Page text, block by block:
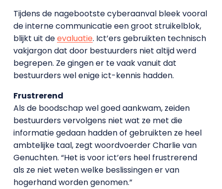
Tijdens de nagebootste cyberaanval bleek vooral
de interne communicatie een groot struikelblok,
blijkt uit deevaluatie. Ict’ers gebruikten technisch
vakjargon dat door bestuurders niet altijd werd
begrepen. Ze gingen er te vaak vanuit dat
bestuurders wel enige ict-kennis hadden.
Frustrerend
Als de boodschap wel goed aankwam, zeiden
bestuurders vervolgens niet wat ze met die
informatie gedaan hadden of gebruikten ze heel
ambtelijke taal, zegt woordvoerder Charlie van
Genuchten. “Het is voor ict’ers heel frustrerend
als ze niet weten welke beslissingen er van
hogerhand worden genomen.”